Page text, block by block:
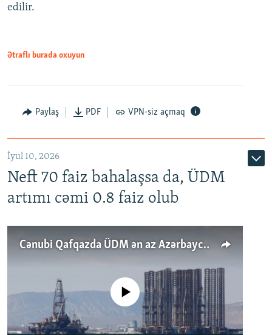
edilir.
Ətraflı burada oxuyun
Paylaş PDF VPN-siz açmaq
İyul 10, 2026
Neft 70 faiz bahalaşsa da, ÜDM
artımı cəmi 0.8 faiz olub
Cənubi Qafqazda ÜDM ən az Azərbaycanda artır: Qonşuları niyə Bakını qabaqlaya bilir?
No media source currently available